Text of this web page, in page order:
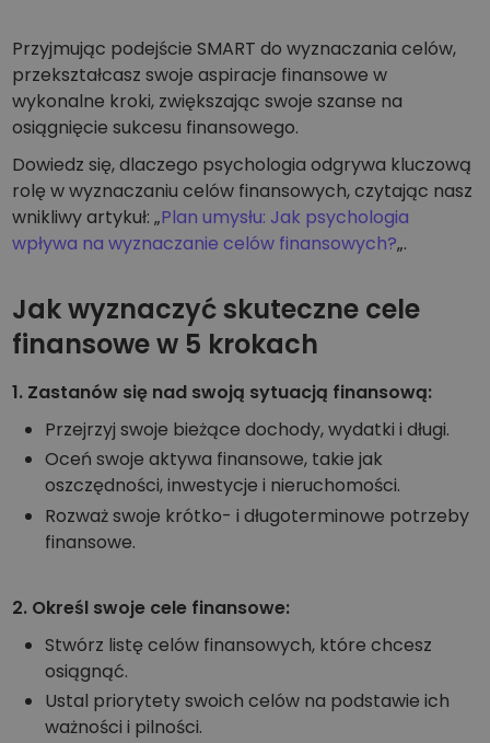
Przyjmując podejście SMART do wyznaczania celów,
przekształcasz swoje aspiracje finansowe w
wykonalne kroki, zwiększając swoje szanse na
osiągnięcie sukcesu finansowego.
Dowiedz się, dlaczego psychologia odgrywa kluczową
rolę w wyznaczaniu celów finansowych, czytając nasz
wnikliwy artykuł: „Plan umysłu: Jak psychologia
wpływa na wyznaczanie celów finansowych?„.
Jak wyznaczyć skuteczne cele
finansowe w 5 krokach
1. Zastanów się nad swoją sytuacją finansową:
Przejrzyj swoje bieżące dochody, wydatki i długi.
Oceń swoje aktywa finansowe, takie jak
oszczędności, inwestycje i nieruchomości.
Rozważ swoje krótko- i długoterminowe potrzeby
finansowe.
2. Określ swoje cele finansowe:
Stwórz listę celów finansowych, które chcesz
osiągnąć.
Ustal priorytety swoich celów na podstawie ich
ważności i pilności.